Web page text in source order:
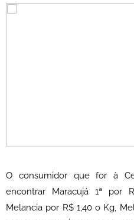
O consumidor que for à
encontrar Maracujá 1ª por
Melancia por R$ 1,40 o Kg,